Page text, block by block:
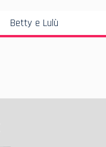
Successivo:
Betty e Lulù